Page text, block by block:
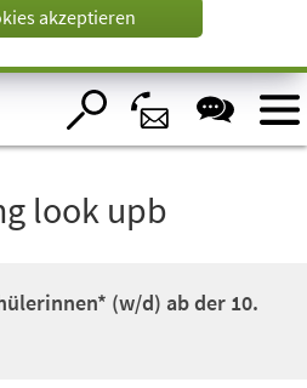
akzeptieren
look upb
(w/d) ab der 10.